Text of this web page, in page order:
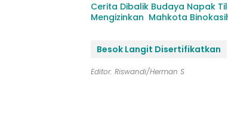
Cerita Dibalik Budaya Napak
Mengizinkan Mahkota
Besok Langit Disertifikatkan
Editor: Riswandi/Herman S